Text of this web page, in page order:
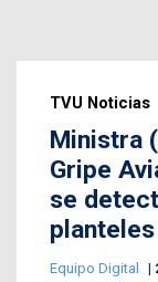
TVU Noticias
Ministra
Gripe
se
Equipo Digital